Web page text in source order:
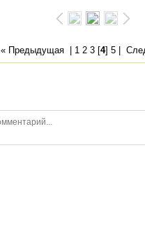
« Предыдущая| 1 2 3[4] 5|